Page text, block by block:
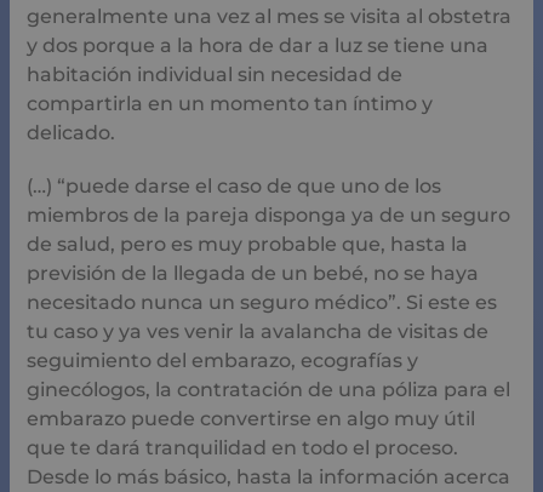
generalmente una vez al mes se visita al obstetra
y dos porque a la hora de dar a luz se tiene una
habitación individual sin necesidad de
compartirla en un momento tan íntimo y
delicado.
(…) “puede darse el caso de que uno de los
miembros de la pareja disponga ya de un seguro
de salud, pero es muy probable que, hasta la
previsión de la llegada de un bebé, no se haya
necesitado nunca un seguro médico”. Si este es
tu caso y ya ves venir la avalancha de visitas de
seguimiento del embarazo, ecografías y
ginecólogos, la contratación de una póliza para el
embarazo puede convertirse en algo muy útil
que te dará tranquilidad en todo el proceso.
Desde lo más básico, hasta la información acerca